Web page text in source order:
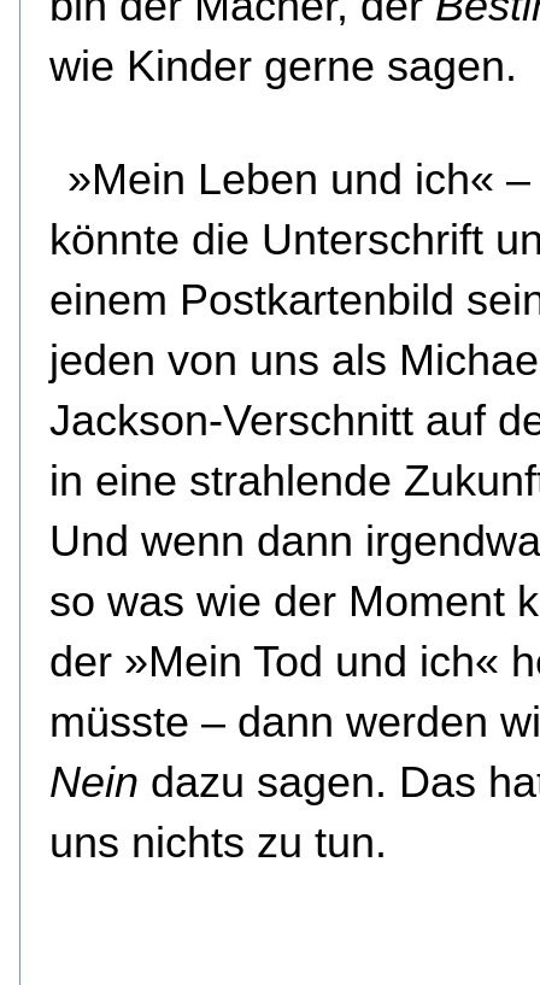
wie Kinder gerne sagen.
»Mein Leben und ich«
könnte die Unterschrift
einem Postkartenbild
jeden von uns als
Jackson-Verschnitt auf
in eine strahlende
Und wenn dann
so was wie der Moment
der »Mein Tod und ich«
müsste – dann werden
Nein dazu sagen. Das
uns nichts zu tun.